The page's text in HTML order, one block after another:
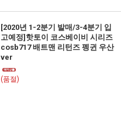
[2020년 1-2분기 발매/3-4분기 입
고예정]핫토이 코스베이비 시리즈
cosb717 배트맨 리턴즈 펭귄 우산
ver
(품절)